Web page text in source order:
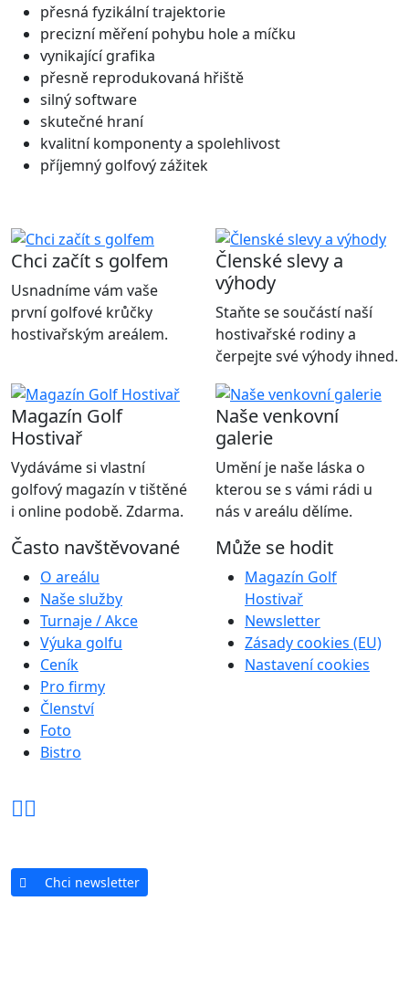
přesná fyzikální trajektorie
precizní měření pohybu hole a míčku
vynikající grafika
přesně reprodukovaná hřiště
silný software
skutečné hraní
kvalitní komponenty a spolehlivost
příjemný golfový zážitek
Chci začít s golfem
Usnadníme vám vaše
první golfové krůčky
hostivařským areálem.
Členské slevy a
výhody
Staňte se součástí naší
hostivařské rodiny a
čerpejte své výhody ihned.
Magazín Golf
Hostivař
Vydáváme si vlastní
golfový magazín v tištěné
i online podobě. Zdarma.
Naše venkovní
galerie
Umění je naše láska o
kterou se s vámi rádi u
nás v areálu dělíme.
Často navštěvované
O areálu
Naše služby
Turnaje / Akce
Výuka golfu
Ceník
Pro firmy
Členství
Foto
Bistro
Může se hodit
Magazín Golf
Hostivař
Newsletter
Zásady cookies (EU)
Nastavení cookies
Chci newsletter